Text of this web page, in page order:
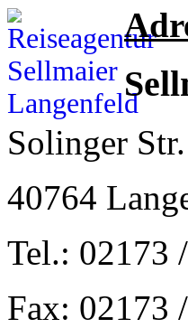
Solinger
40764
Tel.: 02173
Fax: 02173